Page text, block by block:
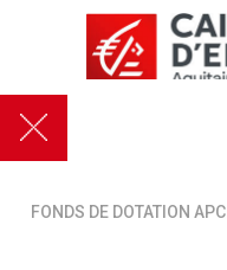
FONDS DE DOTATION APC